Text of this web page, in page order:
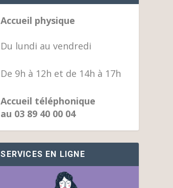
Accueil physique
Du lundi au vendredi
De 9h à 12h et de 14h à 17h
Accueil téléphonique
au 03 89 40 00 04
SERVICES EN LIGNE